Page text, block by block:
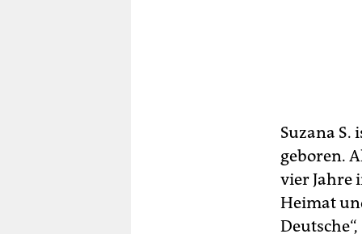
Suzana S.
geboren.
vier Jahre
Heimat